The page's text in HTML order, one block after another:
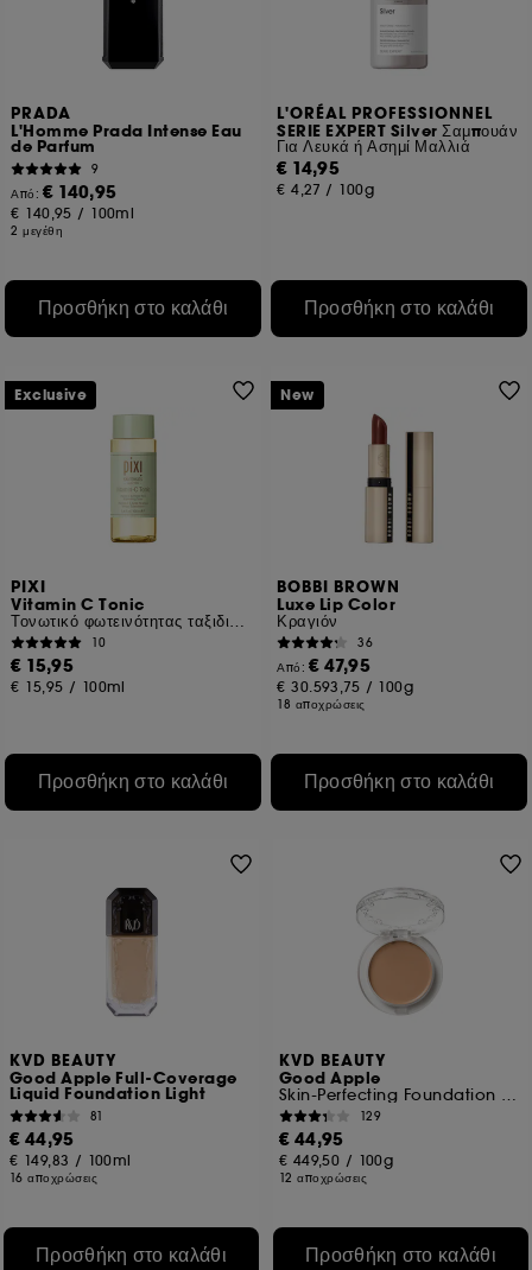
PRADA
L'Homme Prada Intense Eau
de Parfum
9
Από:€ 140,95
€ 140,95 / 100ml
2 μεγέθη
Προσθήκη στο καλάθι
L'ORÉAL PROFESSIONNEL
SERIE EXPERT Silver Σαμπουάν
Για Λευκά ή Ασημί Μαλλιά
€ 14,95
€ 4,27 / 100g
Προσθήκη στο καλάθι
PIXI
Vitamin C Tonic
Τονωτικό φωτεινότητας ταξιδιωτικού μεγέθους
10
€ 15,95
€ 15,95 / 100ml
Προσθήκη στο καλάθι
Exclusive
BOBBI BROWN
Luxe Lip Color
Κραγιόν
36
Από:€ 47,95
€ 30.593,75 / 100g
18 αποχρώσεις
Προσθήκη στο καλάθι
New
KVD BEAUTY
Good Apple Full-Coverage
Liquid Foundation Light
81
€ 44,95
€ 149,83 / 100ml
16 αποχρώσεις
Προσθήκη στο καλάθι
KVD BEAUTY
Good Apple
Skin-Perfecting Foundation Balm
129
€ 44,95
€ 449,50 / 100g
12 αποχρώσεις
Προσθήκη στο καλάθι